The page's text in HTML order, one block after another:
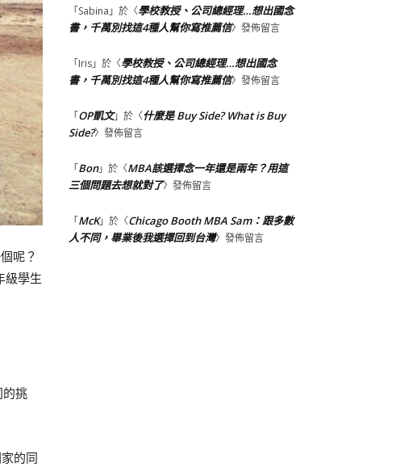
呢？
級學生
的挑
的同
「Sabina 」於〈學校教授、公司總經理…想出國念
書，千萬別找這4種人幫你寫推薦信〉發佈留言
「Iris」於〈學校教授、公司總經理…想出國念
書，千萬別找這4種人幫你寫推薦信〉發佈留言
「OP凱文」於〈什麼是 Buy Side? What is Buy
Side?〉發佈留言
「Bon」於〈MBA該選擇念一年還是兩年？用這
三個問題去想就對了〉發佈留言
「McK」於〈Chicago Booth MBA Sam：跟多數
人不同，畢業後我選擇回到台灣〉發佈留言